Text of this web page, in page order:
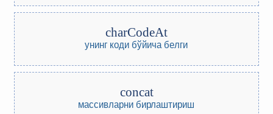
charCodeAt
унинг коди бўйича белги
concat
массивларни бирлаштириш